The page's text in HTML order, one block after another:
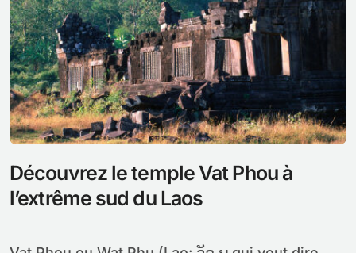
Découvrez le temple Vat Phou à
l’extrême sud du Laos